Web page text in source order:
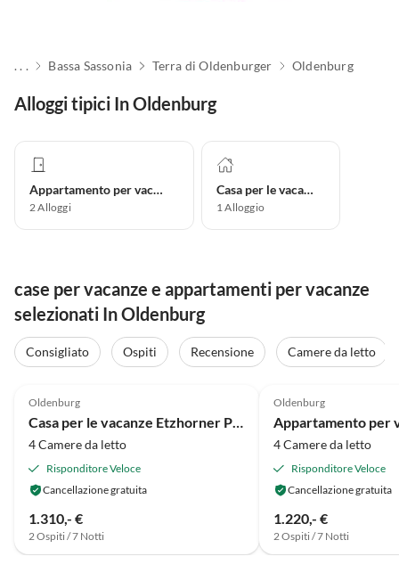
. . . Bassa Sassonia Terra di Oldenburger Oldenburg
Alloggi tipici In Oldenburg
Appartamento per vacanze
2Alloggi
Casa per le vacanze
1Alloggio
case per vacanze e appartamenti per vacanze
selezionati In Oldenburg
Consigliato Ospiti Recensione
Camere da letto
Oldenburg
4 Camere da letto
Risponditore Veloce
Cancellazione gratuita
1.310,- €
2 Ospiti / 7 Notti
Oldenburg
4 Camere da letto
Risponditore Veloce
Cancellazione gratuita
1.220,- €
2 Ospiti / 7 Notti